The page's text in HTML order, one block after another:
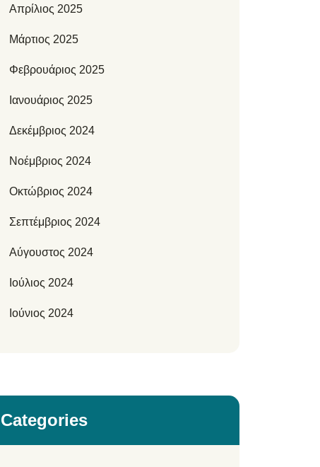
Απρίλιος 2025
Μάρτιος 2025
Φεβρουάριος 2025
Ιανουάριος 2025
Δεκέμβριος 2024
Νοέμβριος 2024
Οκτώβριος 2024
Σεπτέμβριος 2024
Αύγουστος 2024
Ιούλιος 2024
Ιούνιος 2024
Categories